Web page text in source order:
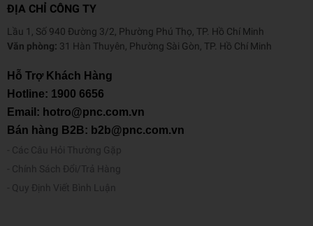
ĐỊA CHỈ CÔNG TY
Lầu 1, Số 940 Đường 3/2, Phường Phú Thọ, TP. Hồ Chí Minh
Văn phòng: 31 Hàn Thuyên, Phường Sài Gòn, TP. Hồ Chí Minh
Hỗ Trợ Khách Hàng
Hotline: 1900 6656
Email: hotro@pnc.com.vn
Bán hàng B2B: b2b@pnc.com.vn
Các Câu Hỏi Thường Gặp
Chính Sách Đổi/Trả Hàng
Quy Định Viết Bình Luận